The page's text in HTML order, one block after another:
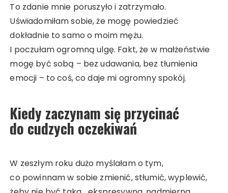
To zdanie mnie poruszyło i zatrzymało.
Uświadomiłam sobie, że mogę powiedzieć
dokładnie to samo o moim mężu.
I poczułam ogromną ulgę. Fakt, że w małżeństwie
mogę być sobą – bez udawania, bez tłumienia
emocji – to coś, co daje mi ogromny spokój.
Kiedy zaczynam się przycinać
do cudzych oczekiwań
W zeszłym roku dużo myślałam o tym,
co powinnam w sobie zmienić, stłumić, wyplewić,